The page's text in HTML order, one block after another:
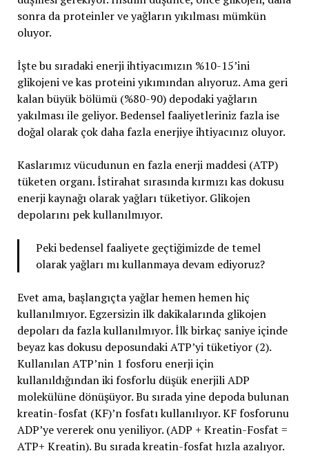
sonra da proteinler ve yağların yıkılması mümkün
oluyor.
İşte bu sıradaki enerji ihtiyacımızın %10-15’ini
glikojeni ve kas proteini yıkımından alıyoruz. Ama geri
kalan büyük bölümü (%80-90) depodaki yağların
yakılması ile geliyor. Bedensel faaliyetleriniz fazla ise
doğal olarak çok daha fazla enerjiye ihtiyacınız oluyor.
Kaslarımız vücudunun en fazla enerji maddesi (ATP)
tüketen organı. İstirahat sırasında kırmızı kas dokusu
enerji kaynağı olarak yağları tüketiyor. Glikojen
depolarını pek kullanılmıyor.
Peki bedensel faaliyete geçtiğimizde de temel
olarak yağları mı kullanmaya devam ediyoruz?
Evet ama, başlangıçta yağlar hemen hemen hiç
kullanılmıyor. Egzersizin ilk dakikalarında glikojen
depoları da fazla kullanılmıyor. İlk birkaç saniye içinde
beyaz kas dokusu deposundaki ATP’yi tüketiyor (2).
Kullanılan ATP’nin 1 fosforu enerji için
kullanıldığından iki fosforlu düşük enerjili ADP
molekülüne dönüşüyor. Bu sırada yine depoda bulunan
kreatin-fosfat (KF)’n fosfatı kullanılıyor. KF fosforunu
ADP’ye vererek onu yeniliyor. (ADP + Kreatin-Fosfat =
ATP+ Kreatin). Bu sırada kreatin-fosfat hızla azalıyor.